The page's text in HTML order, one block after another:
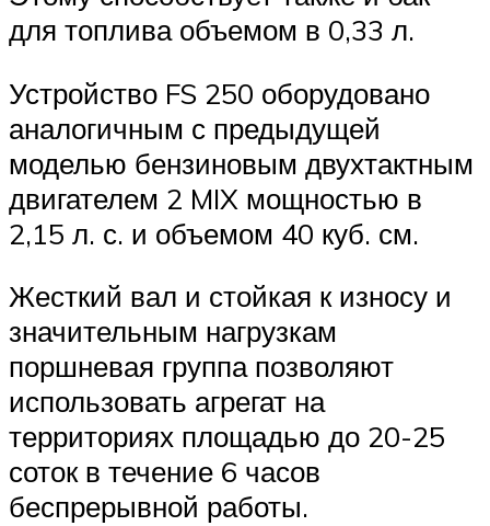
для топлива объемом в 0,33 л.
Устройство FS 250 оборудовано
аналогичным с предыдущей
моделью бензиновым двухтактным
двигателем 2 MIX мощностью в
2,15 л. с. и объемом 40 куб. см.
Жесткий вал и стойкая к износу и
значительным нагрузкам
поршневая группа позволяют
использовать агрегат на
территориях площадью до 20-25
соток в течение 6 часов
беспрерывной работы.